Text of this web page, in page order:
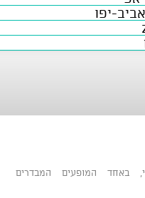
יפו
באחד המופעים המבדרים